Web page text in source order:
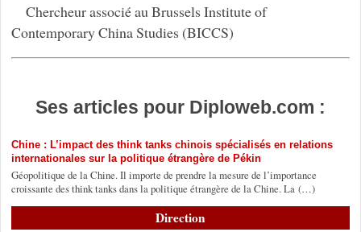
Chercheur associé au Brussels Institute of
Contemporary China Studies (BICCS)
Ses articles pour Diploweb.com :
Chine : L’impact des think tanks chinois spécialisés en relations
internationales sur la politique étrangère de Pékin
Géopolitique de la Chine. Il importe de prendre la mesure de l’importance
croissante des think tanks dans la politique étrangère de la Chine. La (…)
Direction